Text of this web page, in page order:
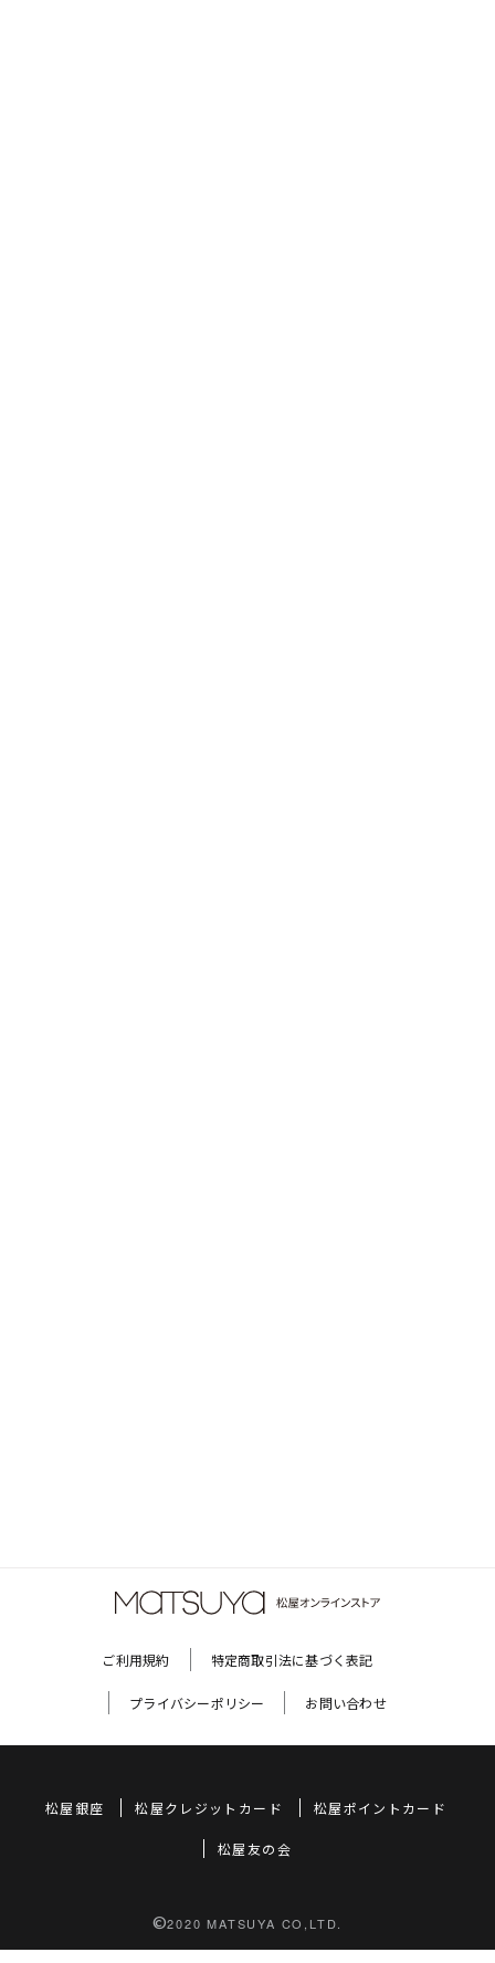
ご利用規約 特定商取引法に基づく表記
プライバシーポリシー お問い合わせ
松屋銀座 松屋クレジットカード 松屋ポイントカード
松屋友の会
©2020 MATSUYA CO,LTD.